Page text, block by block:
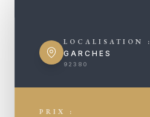
LOCALISATION :
GARCHES
92380
PRIX :